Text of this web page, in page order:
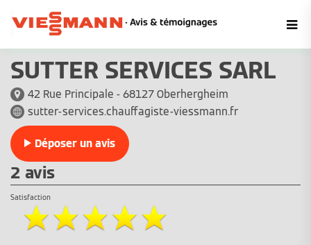
SUTTER SERVICES SARL
42 Rue Principale - 68127 Oberhergheim
sutter-services.chauffagiste-viessmann.fr
Déposer un avis
2 avis
Satisfaction